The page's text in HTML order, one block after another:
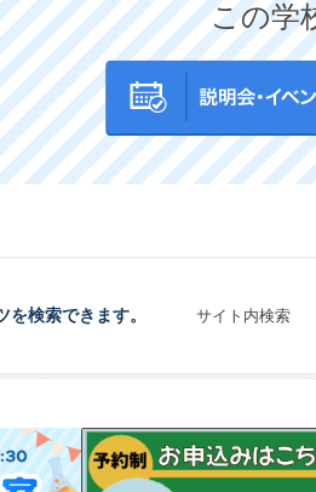
この学
検索できます。 サイト内検索